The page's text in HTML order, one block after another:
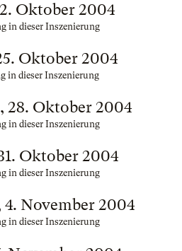
Oktober 2004
in dieser Inszenierung
Oktober 2004
in dieser Inszenierung
28. Oktober 2004
in dieser Inszenierung
Oktober 2004
in dieser Inszenierung
November 2004
in dieser Inszenierung